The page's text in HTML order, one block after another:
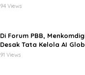
94 Views
Di Forum PBB,
Desak Tata Kelola AI
Perlindungan Anak
91 Views